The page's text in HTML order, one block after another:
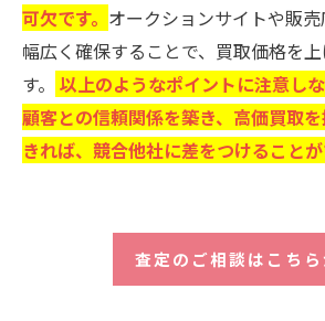
可欠です。 オークションサイトや販
幅広く確保することで、買取価格を
す。 以上のようなポイントに注意し
顧客との信頼関係を築き、高価買取
きれば、競合他社に差をつけることが
査定のご相談はこちら